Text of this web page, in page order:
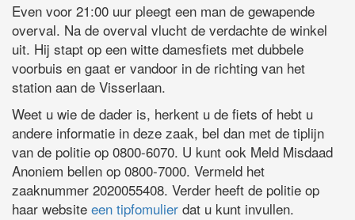
Even voor 21:00 uur pleegt een man de gewapende
overval. Na de overval vlucht de verdachte de winkel
uit. Hij stapt op een witte damesfiets met dubbele
voorbuis en gaat er vandoor in de richting van het
station aan de Visserlaan.
Weet u wie de dader is, herkent u de fiets of hebt u
andere informatie in deze zaak, bel dan met de tiplijn
van de politie op 0800-6070. U kunt ook Meld Misdaad
Anoniem bellen op 0800-7000. Vermeld het
zaaknummer 2020055408. Verder heeft de politie op
haar website een tipfomulier dat u kunt invullen.